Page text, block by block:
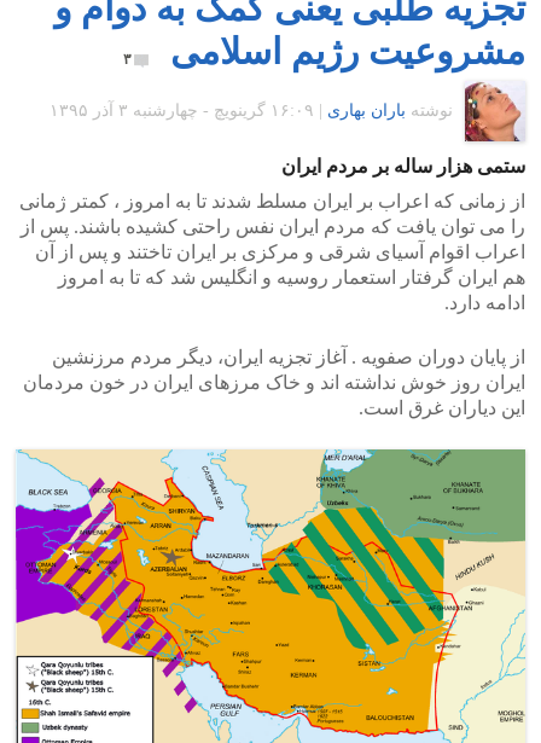
مشروعیت رژیم اسلامی
۳
نوشته باران بهاری ۱۶:۰۹ گرينويچ - چهارشنبه ۳ آذر ۱۳۹۵
ستمی هزار ساله بر مردم ایران
از زمانی که اعراب بر ایران مسلط شدند تا به امروز ، کمتر ژمانی
را می توان یافت که مردم ایران نفس راحتی کشیده باشند. پس از
اعراب اقوام آسیای شرقی و مرکزی بر ایران تاختند و پس از آن
هم ایران گرفتار استعمار روسیه و انگلیس شد که تا به امروز
ادامه دارد.
از پایان دوران صفویه . آغاز تجزیه ایران، دیگر مردم مرزنشین
ایران روز خوش نداشته اند و خاک مرزهای ایران در خون مردمان
این دیاران غرق است.